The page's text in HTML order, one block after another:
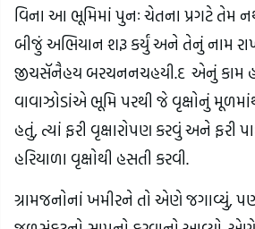
વિના આ ભૂમિમાં પુનઃ ચેતના પ્રગટે
બીજું અભિયાન શરૂ કર્યું અને તેનું નામ
જીચસૅનૈહય બરચનનચહયી.દ એનું કામ હતું
વાવાઝોડાંએ ભૂમિ પરથી જે વૃક્ષોનું
હતું, ત્યાં ફરી વૃક્ષારોપણ કરવું અને ફરી
હરિયાળા વૃક્ષોથી હસતી કરવી.
ગ્રામજનોનાં ખમીરને તો એણે જગાવ્યું,